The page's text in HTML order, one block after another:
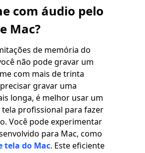
com áudio pelo
Mac?
de memória do
não pode gravar um
com mais de trinta
gravar uma
longa, é melhor usar um
profissional para fazer
Você pode experimentar
para Mac, como
tela do Mac. Este eficiente